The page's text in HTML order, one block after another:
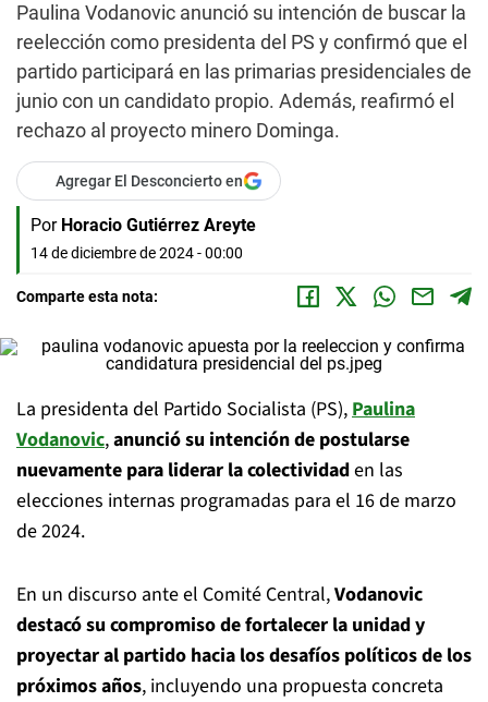
Paulina Vodanovic anunció su intención de buscar la
reelección como presidenta del PS y confirmó que el
partido participará en las primarias presidenciales de
junio con un candidato propio. Además, reafirmó el
rechazo al proyecto minero Dominga.
Agregar El Desconcierto en
Por Horacio Gutiérrez Areyte
14 de diciembre de 2024 - 00:00
Comparte esta nota:
La presidenta del Partido Socialista (PS),Paulina
Vodanovic,anunció su intención de postularse
nuevamente para liderar la colectividaden las
elecciones internas programadas para el 16 de marzo
de 2024.
En un discurso ante el Comité Central,Vodanovic
destacó su compromiso de fortalecer la unidad y
proyectar al partido hacia los desafíos políticos de los
próximos años, incluyendo una propuesta concreta